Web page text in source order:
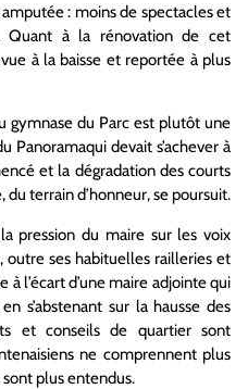
: moins de spectacles et
Quant à la rénovation de cet
à la baisse et reportée à plus
gymnase du Parc est plutôt une
Panoramaqui devait s’achever à
et la dégradation des courts
du terrain d’honneur, se poursuit.
pression du maire sur les voix
outre ses habituelles railleries et
à l’écart d’une maire adjointe qui
s’abstenant sur la hausse des
et conseils de quartier sont
ne comprennent plus
plus entendus.